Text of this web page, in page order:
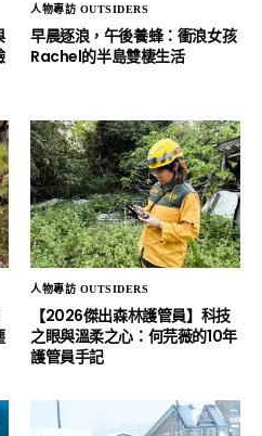
人物專訪 OUTSIDERS
早晨逐浪，午後養蜂：衝浪女孩
Rachel的半島雙棲生活
人物專訪 OUTSIDERS
【2026傑出森林護管員】科技
之眼與溫柔之心：何芫薇的10年
護管員手記